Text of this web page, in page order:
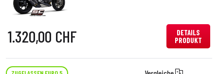
1.320,00 CHF
DETAILS
PRODUKT